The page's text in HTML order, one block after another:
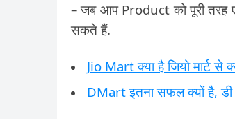
– जब आप Product को पूरी तरह
सकते हैं.
Jio Mart क्या है जियो मार्ट से
DMart इतना सफल क्यों है, डी